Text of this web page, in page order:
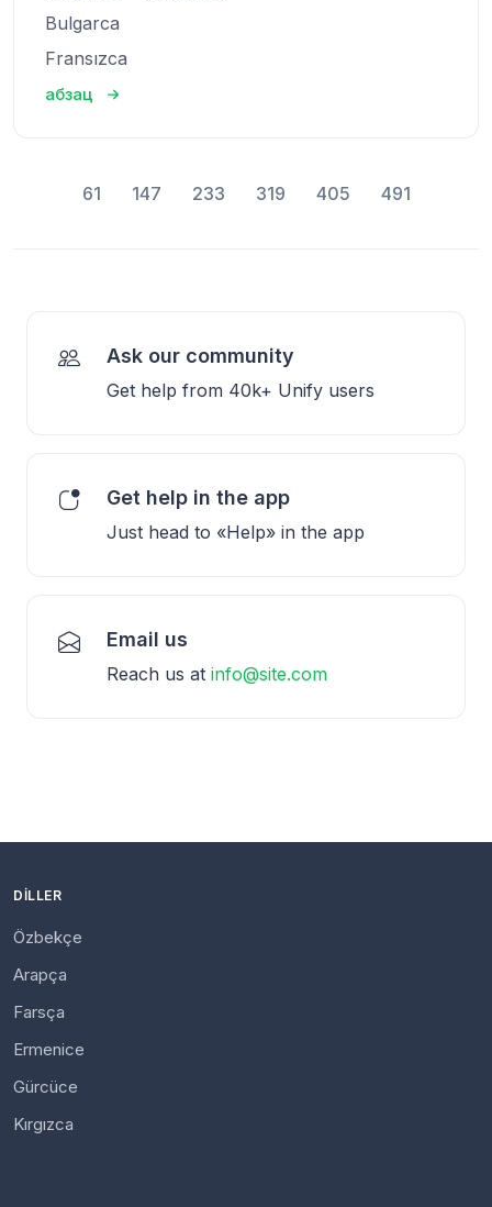
Bulgarca
Fransızca
абзац
61 147 233 319 405 491
Ask our community
Get help from 40k+ Unify users
Get help in the app
Just head to «Help» in the app
Email us
Reach us at info@site.com
DILLER
Özbekçe
Arapça
Farsça
Ermenice
Gürcüce
Kırgızca